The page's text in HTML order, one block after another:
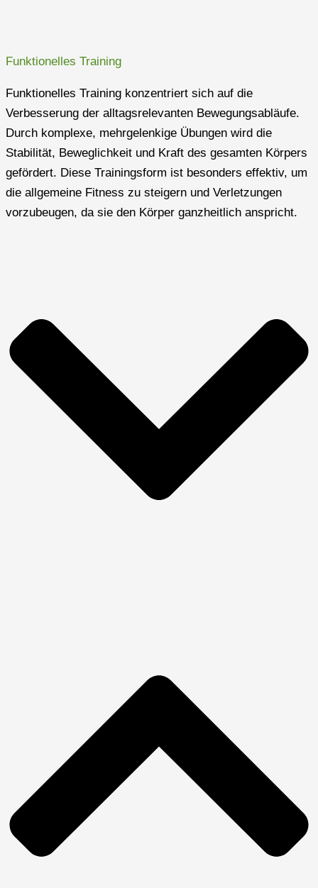
Funktionelles Training
Funktionelles Training konzentriert sich auf die
Verbesserung der alltagsrelevanten Bewegungsabläufe.
Durch komplexe, mehrgelenkige Übungen wird die
Stabilität, Beweglichkeit und Kraft des gesamten Körpers
gefördert. Diese Trainingsform ist besonders effektiv, um
die allgemeine Fitness zu steigern und Verletzungen
vorzubeugen, da sie den Körper ganzheitlich anspricht.